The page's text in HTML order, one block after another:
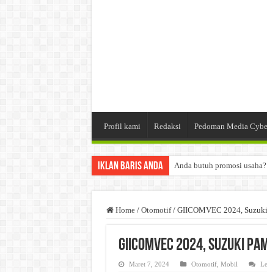
Profil kami Redaksi Pedoman Media
Iklan Baris Anda Anda butuh promosi
Home / Otomotif / GIICOMVEC 2024,
GIICOMVEC 2024, Suzuki
Maret 7, 2024 Otomotif, Mobil